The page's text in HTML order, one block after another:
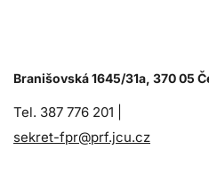
Branišovská 1645/31a, 370 05
Tel. 387 776 201 |
sekret-fpr@prf.jcu.cz